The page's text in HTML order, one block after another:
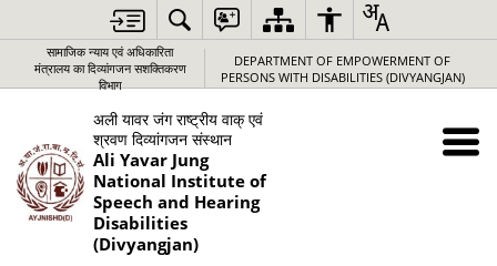
सामाजिक न्‍याय एवं अधिकारिता
मंत्रालय का दिव्यांगजन सशक्तिकरण
विभाग
DEPARTMENT OF EMPOWERMENT OF
PERSONS WITH DISABILITIES (DIVYANGJAN)
अली यावर जंग राष्‍ट्रीय वाक् एवं
श्रवण दिव्‍यांगजन संस्‍थान
Ali Yavar Jung
National Institute of
Speech and Hearing
Disabilities
(Divyangjan)